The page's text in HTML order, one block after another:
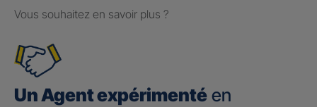
Vous souhaitez en savoir plus ?
Un Agent expérimenté en